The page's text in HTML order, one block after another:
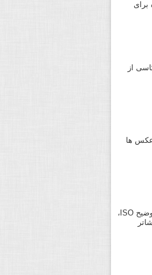
برای
از
درک نوردهی – همراه با توضیح ISO،